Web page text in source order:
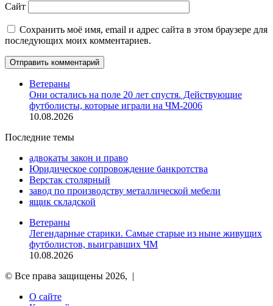
Сайт
Сохранить моё имя, email и адрес сайта в этом браузере для
последующих моих комментариев.
Ветераны
Они остались на поле 20 лет спустя. Действующие
футболисты, которые играли на ЧМ-2006
10.08.2026
Последние темы
адвокаты закон и право
Юридическое сопровождение банкротства
Верстак столярный
завод по производству металлической мебели
ящик складской
Ветераны
Легендарные старики. Самые старые из ныне живущих
футболистов, выигравших ЧМ
10.08.2026
© Все права защищены 2026, |
О сайте